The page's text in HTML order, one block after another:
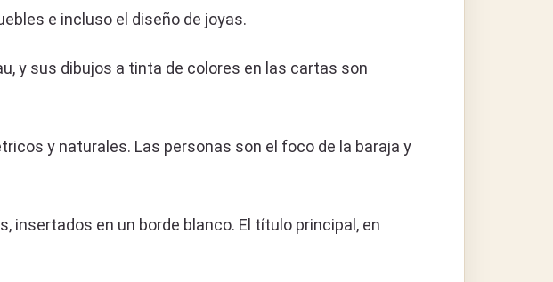
e incluso el diseño de joyas.
y sus dibujos a tinta de colores en las cartas son
y naturales. Las personas son el foco de la baraja y
insertados en un borde blanco. El título principal, en